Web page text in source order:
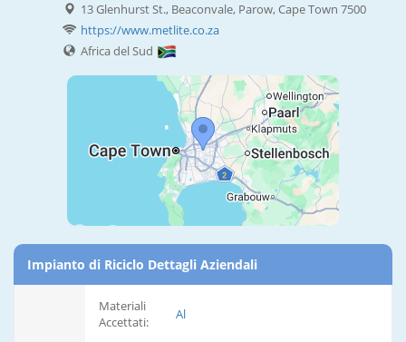
13 Glenhurst St., Beaconvale, Parow, Cape Town 7500
https://www.metlite.co.za
Africa del Sud
Impianto di Riciclo Dettagli Aziendali
Materiali
Accettati:
Al